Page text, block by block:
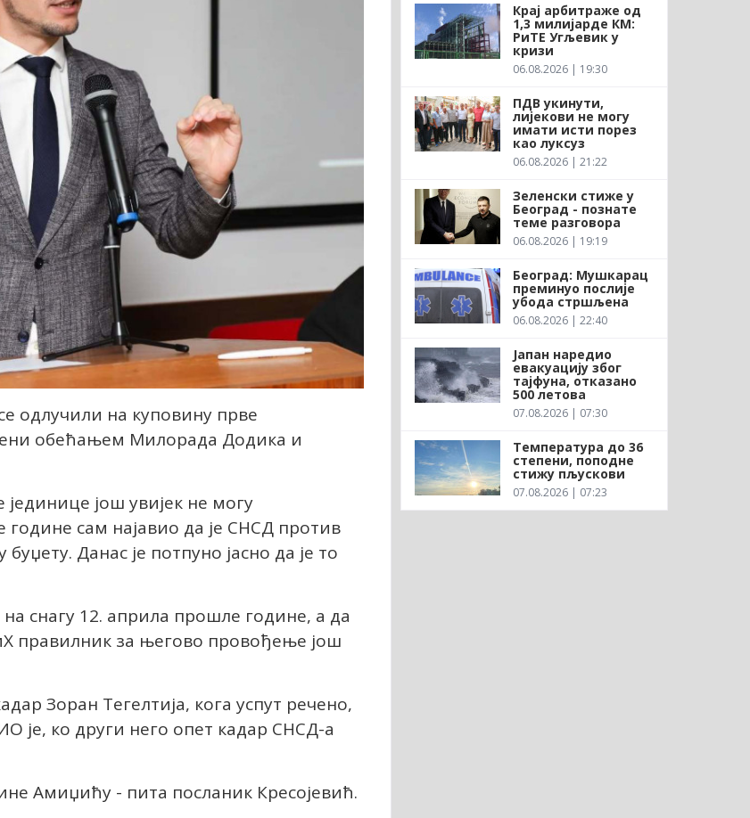
одлучили на куповину прве
обећањем Милорада Додика и
још увијек не могу
године сам најавио да је СНСД против
Данас је потпуно јасно да је то
на снагу 12. априла прошле године, а да
правилник за његово провођење још
Зоран Тегелтија, кога успут речено,
је, ко други него опет кадар СНСД-а
Амиџићу - пита посланик Кресојевић.
Крај арбитраже од
1,3 милијарде КМ:
РиТЕ Угљевик у
кризи
06.08.2026 | 19:30
ПДВ укинути,
лијекови не могу
имати исти порез
као луксуз
06.08.2026 | 21:22
Зеленски стиже у
Београд - познате
теме разговора
06.08.2026 | 19:19
Београд: Мушкарац
преминуо послије
убода стршљена
06.08.2026 | 22:40
Јапан наредио
евакуацију због
тајфуна, отказано
500 летова
07.08.2026 | 07:30
Температура до 36
степени, поподне
стижу пљускови
07.08.2026 | 07:23